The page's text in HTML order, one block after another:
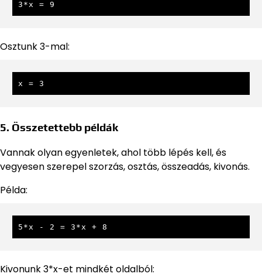
3*x = 9
Osztunk 3-mal:
x = 3
5. Összetettebb példák
Vannak olyan egyenletek, ahol több lépés kell, és
vegyesen szerepel szorzás, osztás, összeadás, kivonás.
Példa:
5*x - 2 = 3*x + 8
Kivonunk 3*x-et mindkét oldalból: